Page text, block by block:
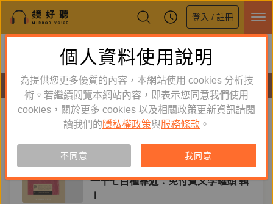
登入 / 註冊
鏡好聽全新APP上線
體驗全面升級，即刻下載
有聲書
蕭詒徽 新到舊 舊到新
有聲書
一千七百種靠近：免付費文學罐頭 輯
個人資料使用說明
為提供您更多優質的內容，本網站使用 cookies 分析技
術。若繼續閱覽本網站內容，即表示您同意我們使用
cookies，關於更多 cookies 以及相關政策更新資訊請閱
讀我們的 隱私權政策與服務條款 。
不同意 我同意